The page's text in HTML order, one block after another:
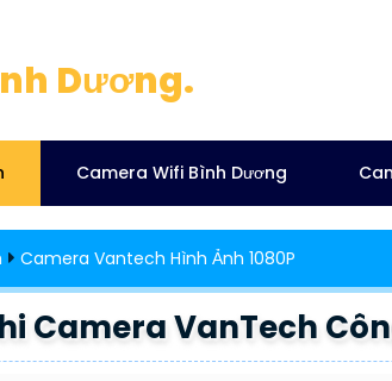
Dương.
Camera Wifi Bình Dương
Camera Vantech Hình Ảnh 1080P
Camera VanTech